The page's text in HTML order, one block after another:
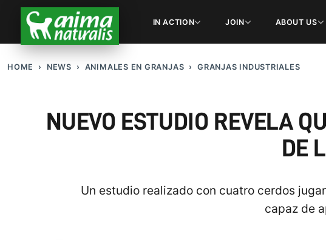
IN ACTION JOIN ABOUT US
HOME NEWS ANIMALES EN GRANJAS GRANJAS INDUSTRIALES
NUEVO ESTUDIO REVELA
DE
Un estudio realizado con cuatro cerdos
capaz de